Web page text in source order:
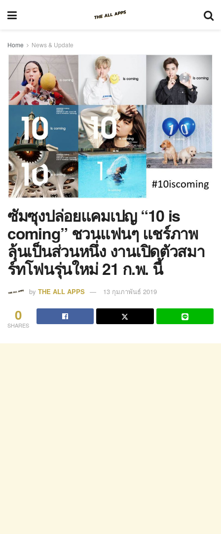
Home News & Update
ซัมซุงปล่อยแคมเปญ “10 is
coming” ชวนแฟนๆ แชร์ภาพ
ลุ้นเป็นส่วนหนึ่ง งานเปิดตัวสมา
ร์ทโฟนรุ่นใหม่ 21 ก.พ. นี้
by THE ALL APPS 13 กุมภาพันธ์ 2019
0
SHARES